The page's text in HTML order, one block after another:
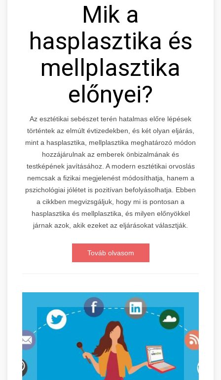
Mik a
hasplasztika és
mellplasztika
előnyei?
Az esztétikai sebészet terén hatalmas előre lépések
történtek az elmúlt évtizedekben, és két olyan eljárás,
mint a hasplasztika, mellplasztika meghatározó módon
hozzájárulnak az emberek önbizalmának és
testképének javításához. A modern esztétikai orvoslás
nemcsak a fizikai megjelenést módosíthatja, hanem a
pszichológiai jólétet is pozitívan befolyásolhatja. Ebben
a cikkben megvizsgáljuk, hogy mi is pontosan a
hasplasztika és mellplasztika, és milyen előnyökkel
járnak azok, akik ezeket az eljárásokat választják.
Továb olvasom